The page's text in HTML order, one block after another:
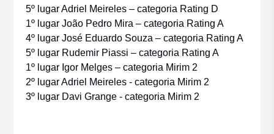
5º lugar Adriel Meireles – categoria Rating D
1º lugar João Pedro Mira – categoria Rating A
4º lugar José Eduardo Souza – categoria Rating A
5º lugar Rudemir Piassi – categoria Rating A
1º lugar Igor Melges – categoria Mirim 2
2º lugar Adriel Meireles - categoria Mirim 2
3º lugar Davi Grange - categoria Mirim 2